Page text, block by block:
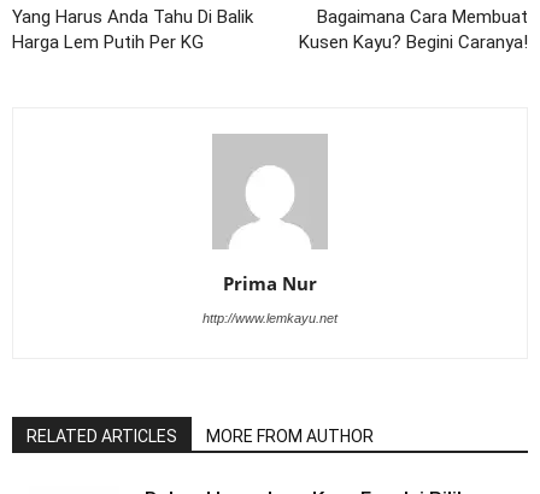
Yang Harus Anda Tahu Di Balik
Harga Lem Putih Per KG
Bagaimana Cara Membuat
Kusen Kayu? Begini Caranya!
Prima Nur
http://www.lemkayu.net
RELATED ARTICLES MORE FROM AUTHOR